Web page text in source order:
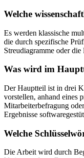
Welche
Es werden klassische
die durch spezifische
Streudiagramme oder
Was wird im
Der Hauptteil ist in drei
vorstellen, anhand eines
Mitarbeiterbefragung
Ergebnisse
Welche
Die Arbeit wird durch